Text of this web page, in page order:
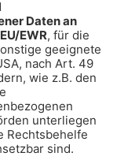
Haut